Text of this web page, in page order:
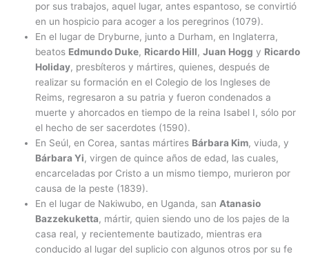
por sus trabajos, aquel lugar, antes espantoso, se convirtió
en un hospicio para acoger a los peregrinos (1079).
En el lugar de Dryburne, junto a Durham, en Inglaterra,
beatos Edmundo Duke, Ricardo Hill,Juan Hogg y Ricardo
Holiday, presbíteros y mártires, quienes, después de
realizar su formación en el Colegio de los Ingleses de
Reims, regresaron a su patria y fueron condenados a
muerte y ahorcados en tiempo de la reina Isabel I, sólo por
el hecho de ser sacerdotes (1590).
En Seúl, en Corea, santas mártires Bárbara Kim, viuda, y
Bárbara Yi, virgen de quince años de edad, las cuales,
encarceladas por Cristo a un mismo tiempo, murieron por
causa de la peste (1839).
En el lugar de Nakiwubo, en Uganda, san Atanasio
Bazzekuketta, mártir, quien siendo uno de los pajes de la
casa real, y recientemente bautizado, mientras era
conducido al lugar del suplicio con algunos otros por su fe